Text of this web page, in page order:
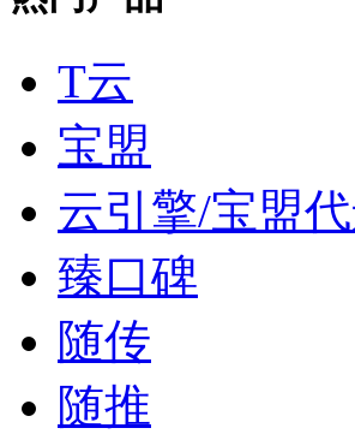
T云
宝盟
云引擎/宝盟
臻口碑
随传
随推